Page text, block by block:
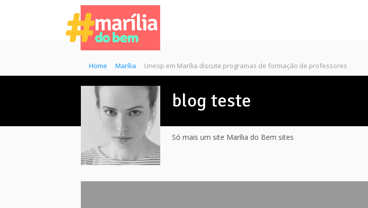
Home Marília Unesp em Marília discute programas de formação de professores
blog teste
Só mais um site Marília do Bem sites